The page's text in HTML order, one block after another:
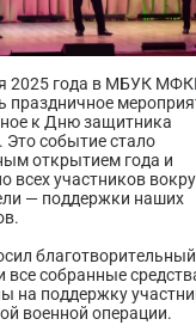
2025 года в МБУК
праздничное
к Дню защитника
Это событие стало
открытием года и
всех участников
— поддержки наших
благотворительный
все собранные
на поддержку
военной операции.